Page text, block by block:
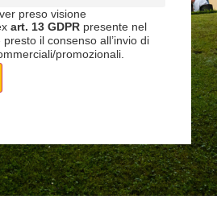
preso visione
art. 13 GDPR presente nel
presto il consenso all’invio di
promozionali.